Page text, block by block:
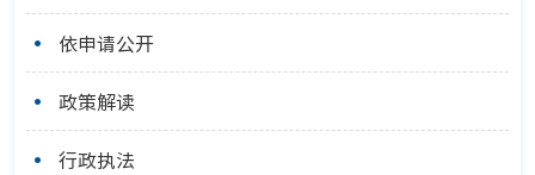
依申请公开
政策解读
行政执法